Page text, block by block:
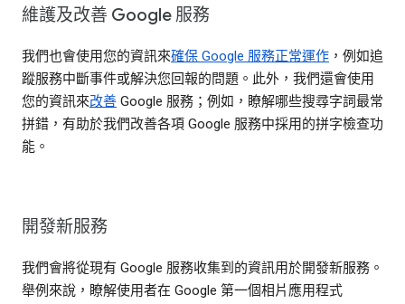
維護及改善 Google 服務
我們也會使用您的資訊來確保 Google 服務正常運作 ，例如追
蹤服務中斷事件或解決您回報的問題。此外，我們還會使用
您的資訊來改善 Google 服務；例如，瞭解哪些搜尋字詞最常
拼錯，有助於我們改善各項 Google 服務中採用的拼字檢查功
能。
開發新服務
我們會將從現有 Google 服務收集到的資訊用於開發新服務。
舉例來說，瞭解使用者在 Google 第一個相片應用程式